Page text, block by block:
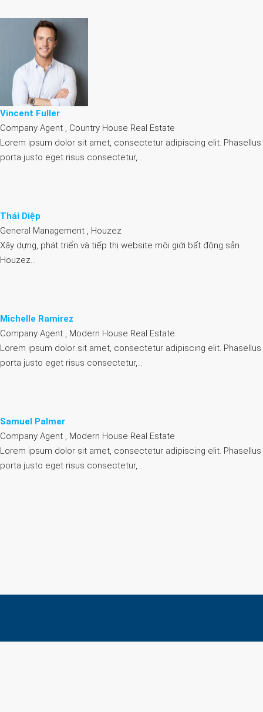
Vincent Fuller
Company Agent , Country House Real Estate
Lorem ipsum dolor sit amet, consectetur adipiscing elit. Phasellus
porta justo eget risus consectetur,…
Thái Diệp
General Management , Houzez
Xây dựng, phát triển và tiếp thị website môi giới bất động sản
Houzez…
Michelle Ramirez
Company Agent , Modern House Real Estate
Lorem ipsum dolor sit amet, consectetur adipiscing elit. Phasellus
porta justo eget risus consectetur,…
Samuel Palmer
Company Agent , Modern House Real Estate
Lorem ipsum dolor sit amet, consectetur adipiscing elit. Phasellus
porta justo eget risus consectetur,…